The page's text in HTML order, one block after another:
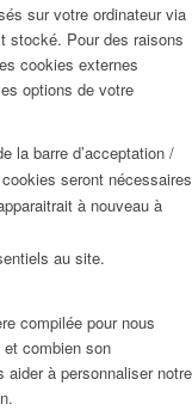
sur votre ordinateur via
stocké. Pour des raisons
cookies externes
options de votre
la barre d’acceptation /
seront nécessaires
à nouveau à
au site.
compilée pour nous
combien son
à personnaliser notre